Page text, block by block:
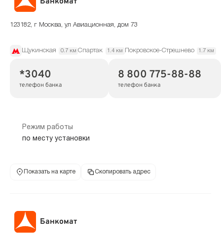
123182, г Москва, ул Авиационная, дом 73
Щукинская 0.7 км Спартак 1.4 км Покровское-Стрешнево 1.7 км
*3040
телефон банка
8 800 775-88-88
телефон банка
Режим работы
по месту установки
Показать на карте Скопировать адрес
Банкомат